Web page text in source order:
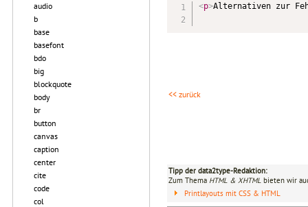
audio
b
base
basefont
bdo
big
blockquote
body
br
button
canvas
caption
center
cite
code
col
<p>Alternativen zur
<< zurück
Tipp der data2type-Redaktion:
Zum Thema HTML & XHTML bieten wir
Printlayouts mit CSS & HTML